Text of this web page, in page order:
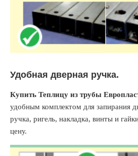
Удобная дверная ручка.
Купить Теплицу из трубы
удобным комплектом для запирания
ручка, ригель, накладка, винты и
цену.